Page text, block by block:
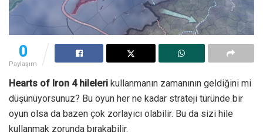
0
Paylaşım
Hearts of Iron 4 hileleri kullanmanın zamanının geldiğini mi
düşünüyorsunuz? Bu oyun her ne kadar strateji türünde bir
oyun olsa da bazen çok zorlayıcı olabilir. Bu da sizi hile
kullanmak zorunda bırakabilir.